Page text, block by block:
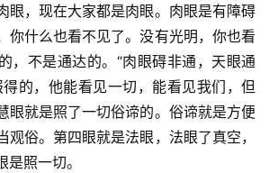
眼，现在大家都是肉眼。肉眼是有障碍
你什么也看不见了。没有光明，你也看
，不是通达的。“肉眼碍非通，天眼通
的，他能看见一切，能看见我们，但
眼就是照了一切俗谛的。俗谛就是方便
观俗。第四眼就是法眼，法眼了真空，
照一切。